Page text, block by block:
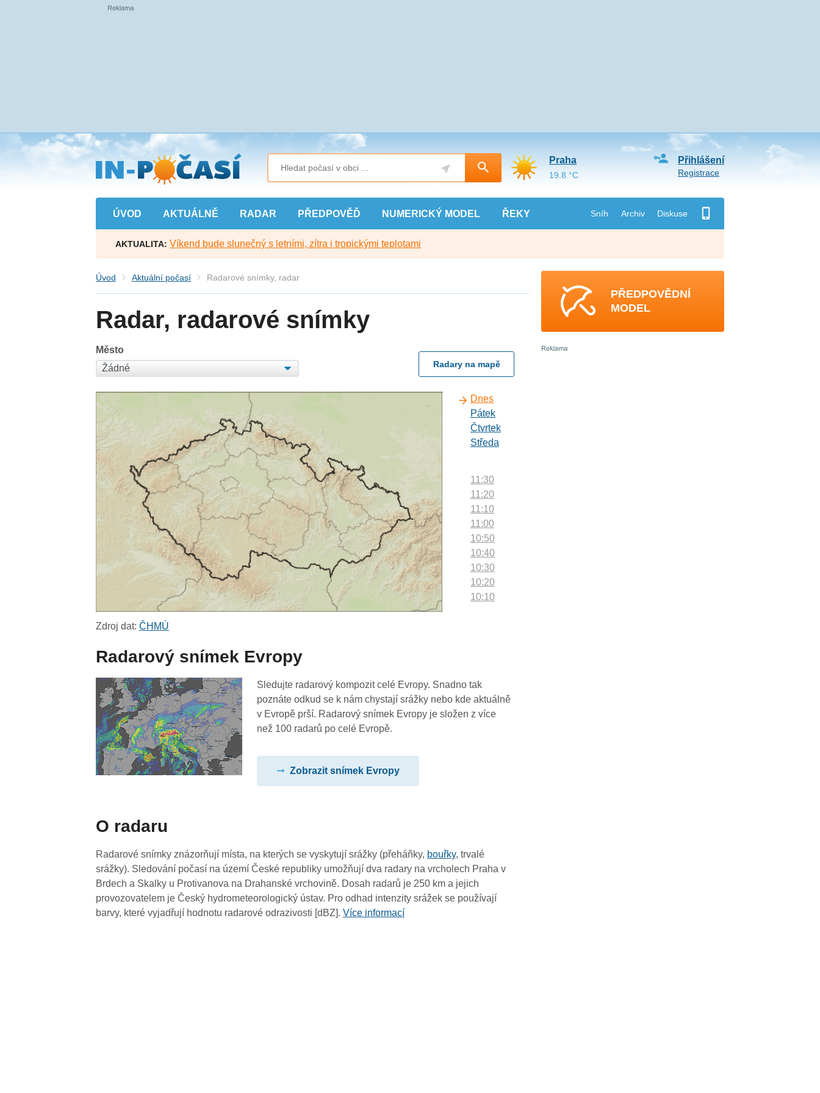
Přejít
na
hlavní
obsah
ÚVOD AKTUÁLNĚ RADAR PŘEDPOVĚĎ NUMERICKÝ MODEL ŘEKY Sníh Archiv Diskuse
Přihlášení
Registrace
Praha
19.8 °C
AKTUALITA: Víkend bude slunečný s letními, zítra i tropickými teplotami
Úvod Aktuální počasí Radarové snímky, radar
Radar, radarové snímky
Město
Radary na mapě
Dnes
Pátek
Čtvrtek
Středa
11:30
11:20
11:10
11:00
10:50
10:40
10:30
10:20
10:10
09:10
09:00
08:50
07:10
07:00
06:50
06:40
Zdroj dat:ČHMÚ
Radarový snímek Evropy
Sledujte radarový kompozit celé Evropy. Snadno tak
poznáte odkud se k nám chystají srážky nebo kde aktuálně
v Evropě prší. Radarový snímek Evropy je složen z více
než 100 radarů po celé Evropě.
Zobrazit snímek Evropy
O radaru
Radarové snímky znázorňují místa, na kterých se vyskytují srážky (přeháňky, bouřky, trvalé
srážky). Sledování počasí na území České republiky umožňují dva radary na vrcholech Praha v
Brdech a Skalky u Protivanova na Drahanské vrchovině. Dosah radarů je 250 km a jejich
provozovatelem je Český hydrometeorologický ústav. Pro odhad intenzity srážek se používají
barvy, které vyjadřují hodnotu radarové odrazivosti [dBZ].Více informací
PŘEDPOVĚDNÍ
MODEL